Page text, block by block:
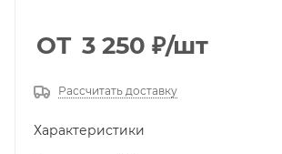
ОТ 3 250 ₽/шт
Рассчитать доставку
Характеристики